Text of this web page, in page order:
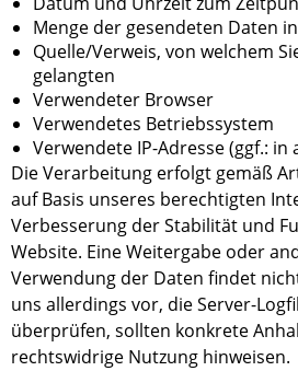
Menge der gesendeten Daten
Quelle/Verweis, von welchem
gelangten
Verwendeter Browser
Verwendetes Betriebssystem
Verwendete IP-Adresse (ggf.:
Die Verarbeitung erfolgt gemäß
auf Basis unseres berechtigten
Verbesserung der Stabilität und
Website. Eine Weitergabe oder
Verwendung der Daten findet
uns allerdings vor, die Server-
überprüfen, sollten konkrete
rechtswidrige Nutzung hinweisen.